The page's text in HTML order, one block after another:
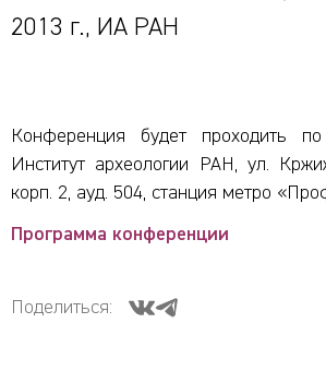
2013 г., ИА РАН
Конференция будет проходить
Институт археологии РАН, ул.
корп. 2, ауд. 504, станция метро
Программа конференции
Поделиться: